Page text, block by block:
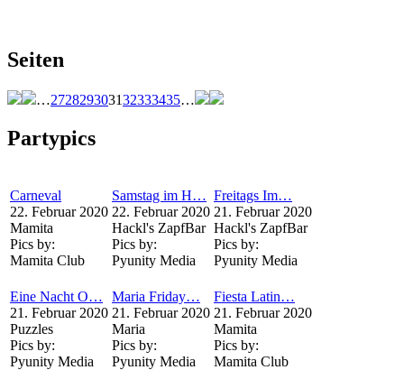
Seiten
…272829303132333435…
Partypics
Carneval
22. Februar 2020
Mamita
Pics by:
Mamita Club
Samstag im H…
22. Februar 2020
Hackl's ZapfBar
Pics by:
Pyunity Media
Freitags Im…
21. Februar 2020
Hackl's ZapfBar
Pics by:
Pyunity Media
Eine Nacht O…
21. Februar 2020
Puzzles
Pics by:
Pyunity Media
Maria Friday…
21. Februar 2020
Maria
Pics by:
Pyunity Media
Fiesta Latin…
21. Februar 2020
Mamita
Pics by:
Mamita Club